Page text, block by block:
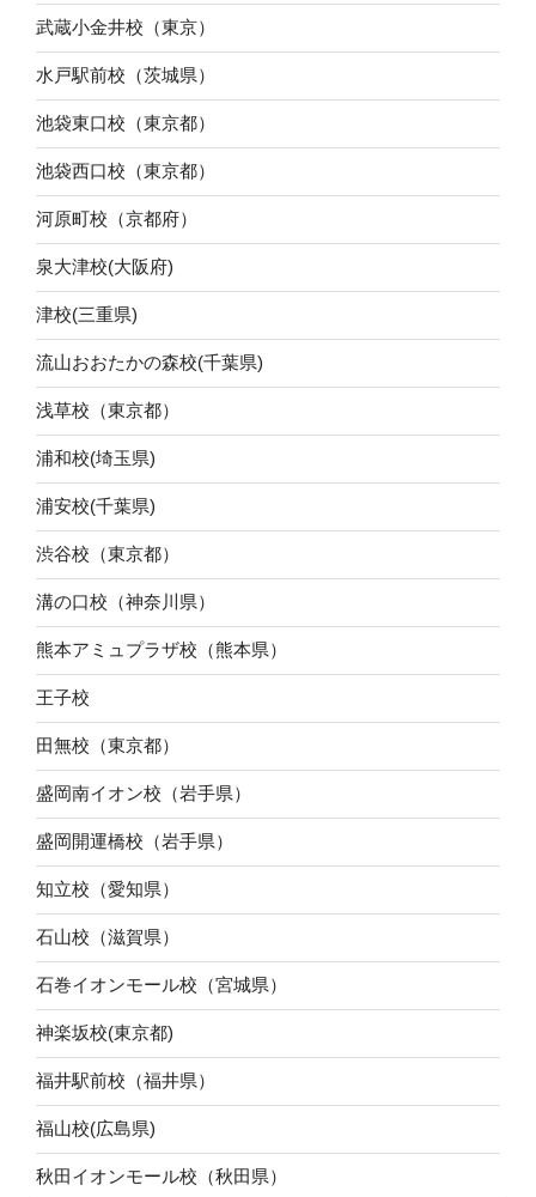
武蔵小金井校（東京）
水戸駅前校（茨城県）
池袋東口校（東京都）
池袋西口校（東京都）
河原町校（京都府）
泉大津校(大阪府)
津校(三重県)
流山おおたかの森校(千葉県)
浅草校（東京都）
浦和校(埼玉県)
浦安校(千葉県)
渋谷校（東京都）
溝の口校（神奈川県）
熊本アミュプラザ校（熊本県）
王子校
田無校（東京都）
盛岡南イオン校（岩手県）
盛岡開運橋校（岩手県）
知立校（愛知県）
石山校（滋賀県）
石巻イオンモール校（宮城県）
神楽坂校(東京都)
福井駅前校（福井県）
福山校(広島県)
秋田イオンモール校（秋田県）